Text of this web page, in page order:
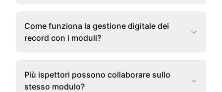
Come funziona la gestione digitale dei
record con i moduli?
Più ispettori possono collaborare sullo
stesso modulo?